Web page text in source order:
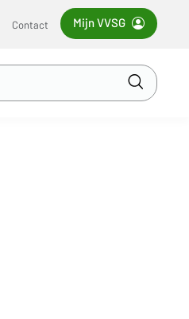
Contact Mijn VVSG